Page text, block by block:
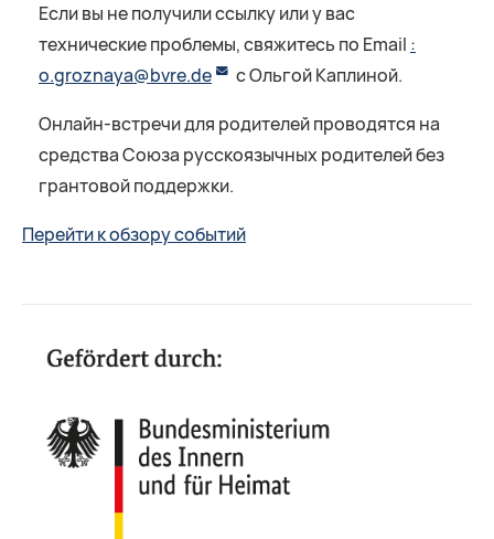
Если вы не получили ссылку или у вас
технические проблемы, свяжитесь по Email :
o.groznaya@bvre.de
с Ольгой Каплиной.
Онлайн-встречи для родителей проводятся на
средства Союза русскоязычных родителей без
грантовой поддержки.
Перейти к обзору событий